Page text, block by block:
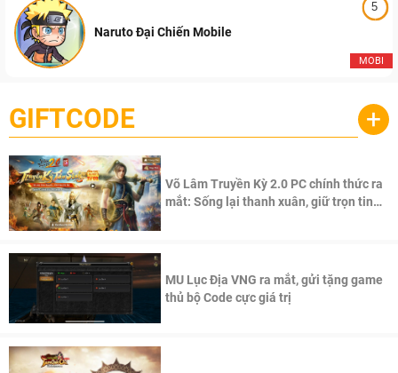
5
MOBI
Naruto Đại Chiến Mobile
GIFTCODE +
Võ Lâm Truyền Kỳ 2.0 PC chính thức ra
mắt: Sống lại thanh xuân, giữ trọn tinh
MU Lục Địa VNG ra mắt, gửi tặng game
thủ bộ Code cực giá trị